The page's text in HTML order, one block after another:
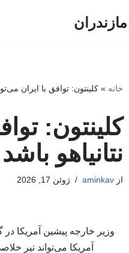
خانه »کلینتون: توافق با ایران
کلینتون:
نتانیاهو باشد
ازaminkav ژوئن 17, 2026
وزیر خارجه پیشین آمریکا در
آمریکا می‌تواند تیر